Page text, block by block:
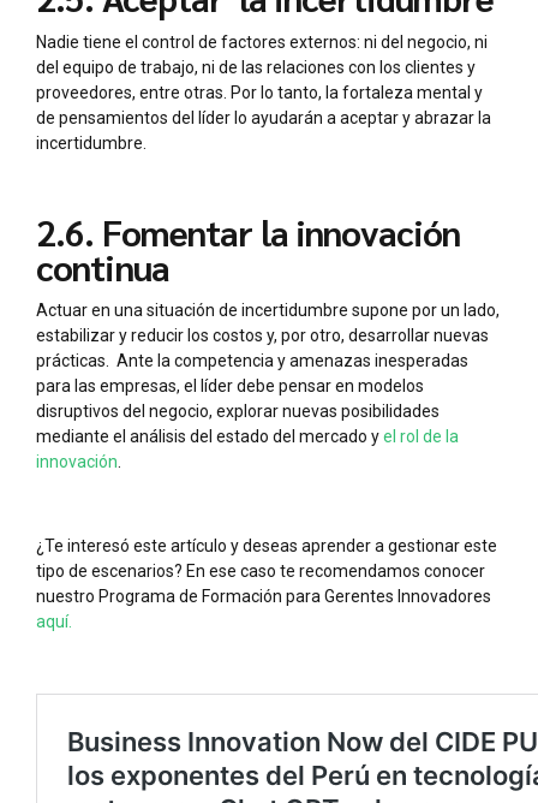
Nadie tiene el control de factores externos: ni del negocio, ni
del equipo de trabajo, ni de las relaciones con los clientes y
proveedores, entre otras. Por lo tanto, la fortaleza mental y
de pensamientos del líder lo ayudarán a aceptar y abrazar la
incertidumbre.
2.6. Fomentar la innovación
continua
Actuar en una situación de incertidumbre supone por un lado,
estabilizar y reducir los costos y, por otro, desarrollar nuevas
prácticas. Ante la competencia y amenazas inesperadas
para las empresas, el líder debe pensar en modelos
disruptivos del negocio, explorar nuevas posibilidades
mediante el análisis del estado del mercado yel rol de la
innovación.
¿Te interesó este artículo y deseas aprender a gestionar este
tipo de escenarios? En ese caso te recomendamos conocer
nuestro Programa de Formación para Gerentes Innovadores
aquí.